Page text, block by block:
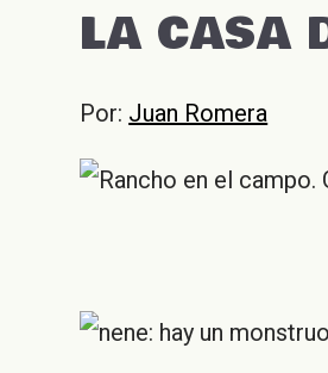
LA CASA
Por: Juan Romera